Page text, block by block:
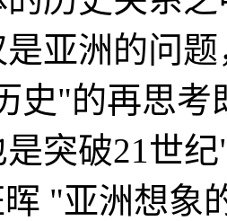
是亚洲的问
史"的再思考
突破21世
"亚洲想象